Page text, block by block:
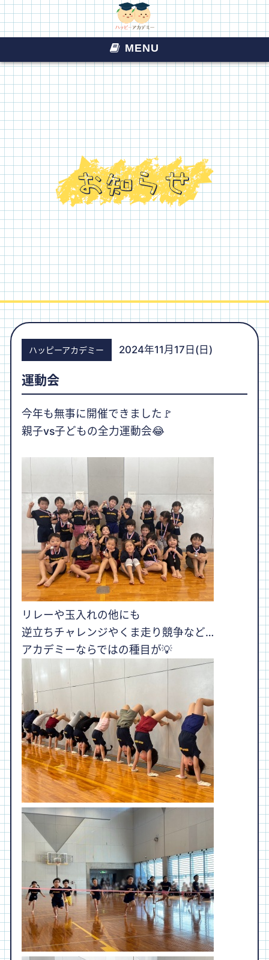
MENU
お知らせ
ヨコミネ式とは
当園について
各園紹介
お問い合わせ
入園案内
採用情報
ハッピーアカデミー 2024年11月17日(日)
運動会
今年も無事に開催できました🚩
親子vs子どもの全力運動会😂
リレーや玉入れの他にも
逆立ちチャレンジやくま走り競争など…
アカデミーならではの種目が💡